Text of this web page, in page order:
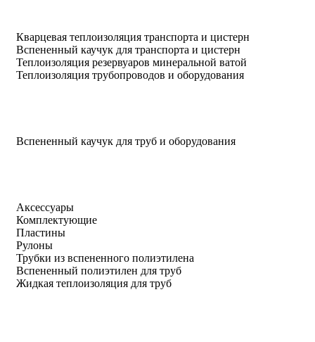
Кварцевая теплоизоляция транспорта и цистерн
Вспененный каучук для транспорта и цистерн
Теплоизоляция резервуаров минеральной ватой
Теплоизоляция трубопроводов и оборудования
Вспененный каучук для труб и оборудования
Аксессуары
Комплектующие
Пластины
Рулоны
Трубки из вспененного полиэтилена
Вспененный полиэтилен для труб
Жидкая теплоизоляция для труб